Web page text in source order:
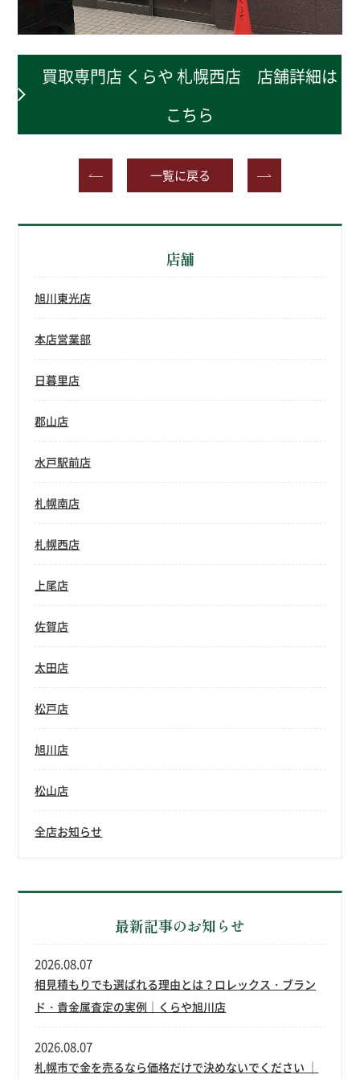
買取専門店 くらや 札幌西店 店舗詳細は
こちら
一覧に戻る
店舗
旭川東光店
本店営業部
日暮里店
郡山店
水戸駅前店
札幌南店
札幌西店
上尾店
佐賀店
太田店
松戸店
旭川店
松山店
全店お知らせ
最新記事のお知らせ
相見積もりでも選ばれる理由とは？ロレックス・ブラン
ド・貴金属査定の実例｜くらや旭川店
2026.08.07
札幌市で金を売るなら価格だけで決めないでください ｜
2026.08.07